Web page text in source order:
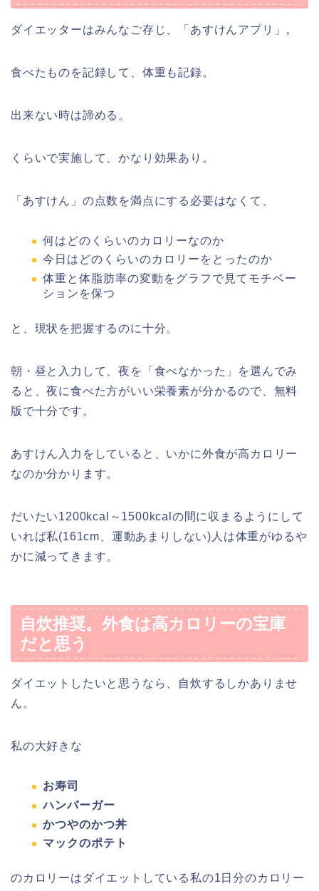
ダイエッターはみんなご存じ、「あすけんアプリ」。
食べたものを記録して、体重も記録。
出来ない時は諦める。
くらいで実施して、かなり効果あり。
「あすけん」の点数を満点にする必要はなくて、
何はどのくらいのカロリーなのか
今日はどのくらいのカロリーをとったのか
体重と体脂肪率の変動をグラフで見てモチベー
ションを保つ
と、現状を把握するのに十分。
朝・昼と入力して、夜を「食べなかった」を選んでみ
ると、夜に食べた方がいい栄養素が分かるので、無料
版で十分です。
あすけん入力をしていると、いかに外食が高カロリー
なのか分かります。
だいたい1200kcal～1500kcalの間に収まるようにして
いれば私(161cm、運動あまりしない)人は体重がゆるや
かに減ってきます。
自炊推奨。外食は高カロリーの宝庫
だと思う
ダイエットしたいと思うなら、自炊するしかありませ
ん。
私の大好きな
お寿司
ハンバーガー
かつやのかつ丼
マックのポテト
のカロリーはダイエットしている私の1日分のカロリー